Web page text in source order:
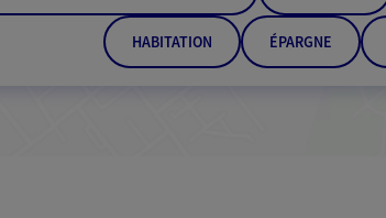
HABITATION ÉPARGNE